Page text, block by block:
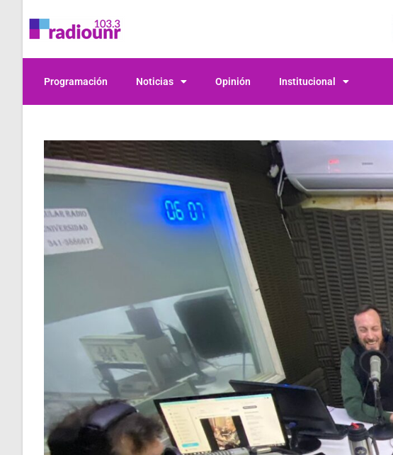
Programación Noticias Opinión Institucional